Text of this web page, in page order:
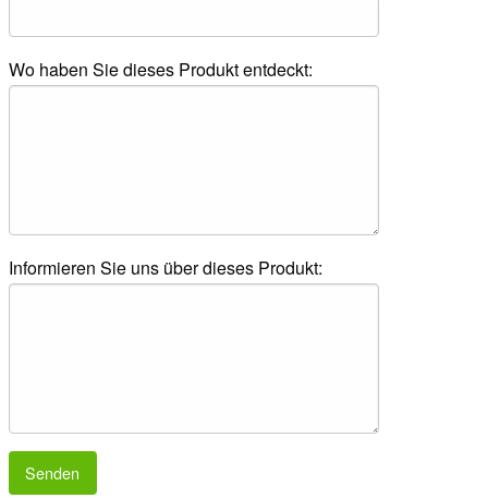
Wo haben Sie dieses Produkt entdeckt:
Informieren Sie uns über dieses Produkt:
Senden